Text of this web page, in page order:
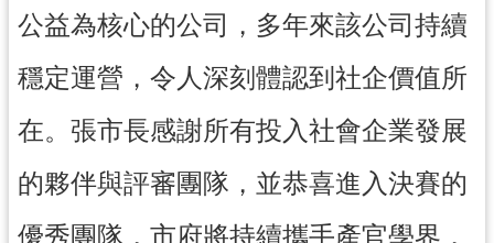
首
頁
網
導
政
公益為核心的公司，多年來該公司持續
穩定運營，令人深刻體認到社企價值所
在。張市長感謝所有投入社會企業發展
的夥伴與評審團隊，並恭喜進入決賽的
優秀團隊，市府將持續攜手產官學界，